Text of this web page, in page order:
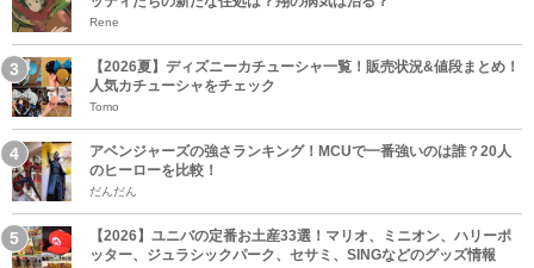
Rene
【2026夏】ディズニーカチューシャ一覧！販売状況&値段まとめ！
人気カチューシャをチェック
Tomo
アベンジャーズの強さランキング！MCUで一番強いのは誰？20人
のヒーローを比較！
だんだん
【2026】ユニバの定番お土産33選！マリオ、ミニオン、ハリーポ
ッター、ジュラシックパーク、セサミ、SINGなどのグッズ情報